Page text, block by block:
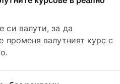
си валути, за да
променя валутният курс с